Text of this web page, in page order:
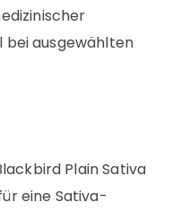
bei ausgewählten
Plain Sativa
eine Sativa-